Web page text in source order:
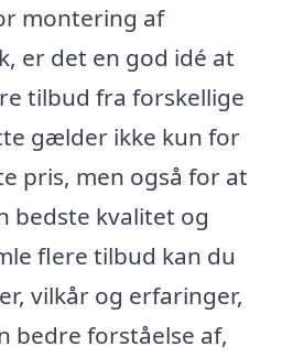
montering af
er det en god idé at
tilbud fra forskellige
gælder ikke kun for
pris, men også for at
bedste kvalitet og
flere tilbud kan du
vilkår og erfaringer,
bedre forståelse af,